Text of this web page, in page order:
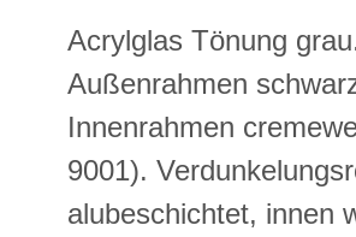
Acrylglas Tönung
Außenrahmen
Innenrahmen
9001).
alubeschichtet, innen